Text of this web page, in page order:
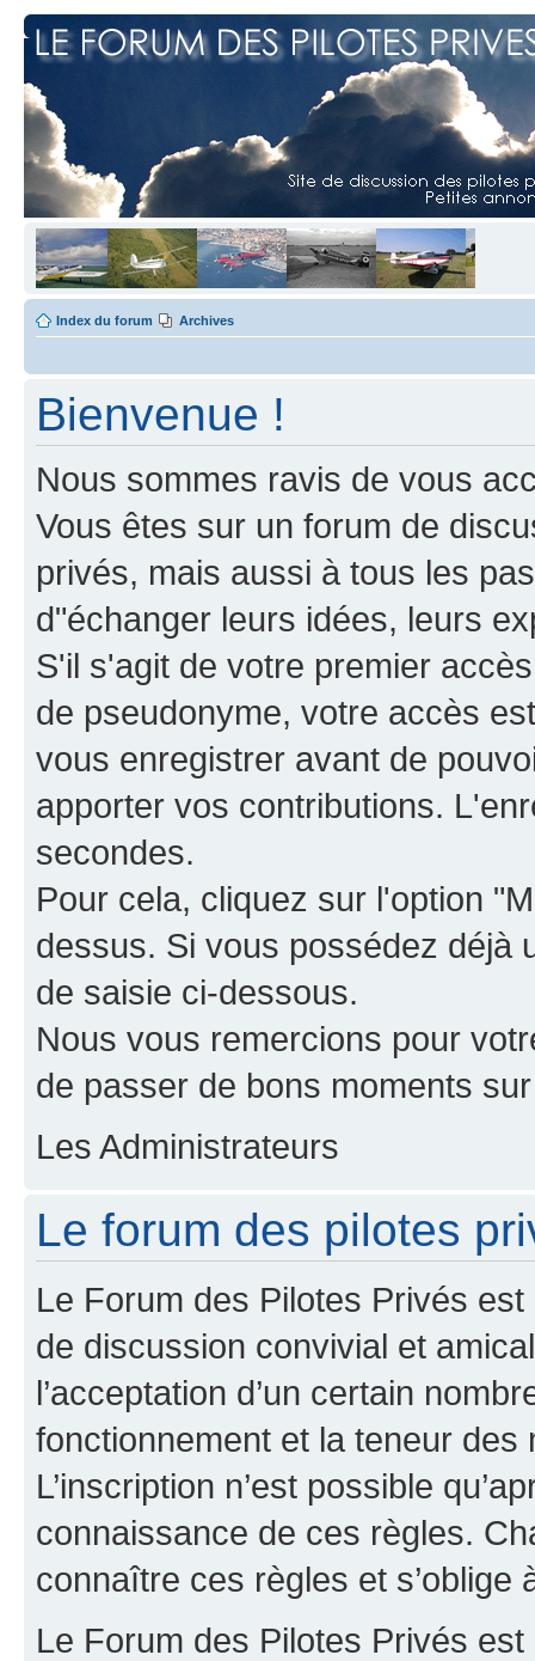
Index du forum Archives
Bienvenue !
Nous sommes ravis de vous
Vous êtes sur un forum de
privés, mais aussi à tous les
d"échanger leurs idées, leurs
S'il s'agit de votre premier
de pseudonyme, votre accès
vous enregistrer avant de
apporter vos contributions.
secondes.
Pour cela, cliquez sur l'option
dessus. Si vous possédez déjà
de saisie ci-dessous.
Nous vous remercions pour
de passer de bons moments
Les Administrateurs
Le forum des pilotes
Le Forum des Pilotes Privés
de discussion convivial et
l’acceptation d’un certain
fonctionnement et la teneur
L’inscription n’est possible
connaissance de ces règles.
connaître ces règles et s’oblige
Le Forum des Pilotes Privés